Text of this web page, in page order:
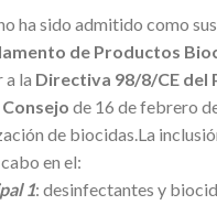
ha sido admitido como
de Productos
a la Directiva 98/8/CE del
de 16 de febrero
de biocidas.La
en el:
1: desinfectantes y